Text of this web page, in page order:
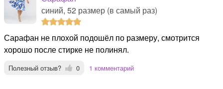
синий, 52 размер (в самый раз)
Сарафан не плохой подошёл по размеру, смотрится
хорошо после стирке не полинял.
Полезный отзыв? 0 1 комментарий